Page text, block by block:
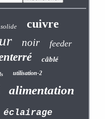
solide cuivre
noir feeder
câblé
utilisation-2
alimentation
éclairage